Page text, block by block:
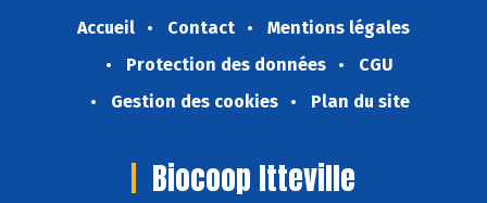
Accueil Contact
Mentions légales
Protection des données
CGU
Gestion des cookies
Plan du site
Biocoop Itteville